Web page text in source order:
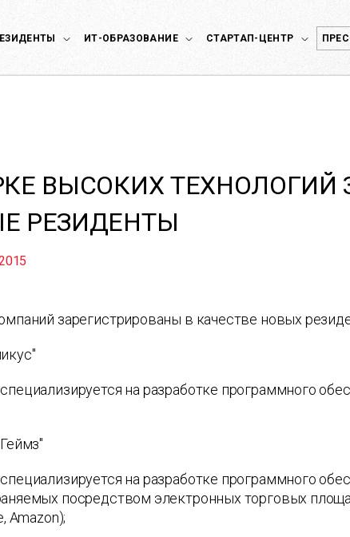
ИТ-ОБРАЗОВАНИЕ СТАРТАП-ЦЕНТР
ВЫСОКИХ ТЕХНОЛОГИЙ
РЕЗИДЕНТЫ
зарегистрированы в качестве новых
на разработке программного
на разработке программного
посредством электронных торговых
Amazon);